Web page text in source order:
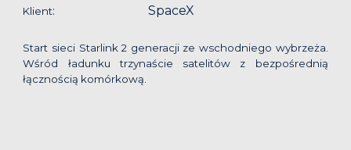
Klient: SpaceX
Start sieci Starlink 2 generacji ze wschodniego wybrzeża.
Wśród ładunku trzynaście satelitów z bezpośrednią
łącznością komórkową.